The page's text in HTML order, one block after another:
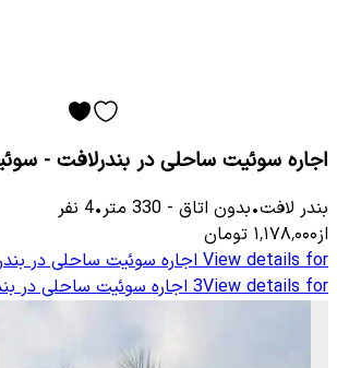
اجاره سوئیت ساحلی در بندرلافت -
بندر لافت•بدون اتاق -
330 متر•
4 نفر
از۱٬۱۷۸٬۰۰۰ تومان
View details for اجاره سوئیت ساحلی در
3View details for اجاره سوئیت ساحلی در